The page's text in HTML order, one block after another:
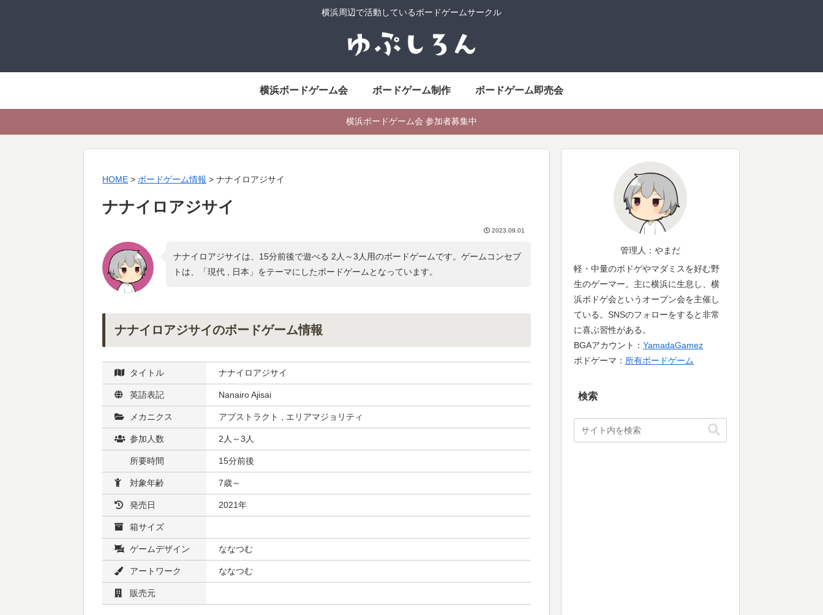
横浜周辺で活動しているボードゲームサークル
横浜ボードゲーム会 ボードゲーム制作 ボードゲーム即売会
横浜ボードゲーム会 参加者募集中
HOME > ボードゲーム情報 > ナナイロアジサイ
ナナイロアジサイ
2023.09.01
ナナイロアジサイは、15分前後で遊べる 2人～3人用のボードゲームです。ゲームコンセプ
トは、「現代 , 日本 」をテーマにしたボードゲームとなっています。
ナナイロアジサイのボードゲーム情報
タイトル ナナイロアジサイ
英語表記 Nanairo Ajisai
メカニクス アブストラクト , エリアマジョリティ
参加人数 2人～3人
所要時間 15分前後
対象年齢 7歳～
発売日 2021年
箱サイズ
ゲームデザイン ななつむ
アートワーク ななつむ
販売元
管理人：やまだ
軽・中量のボドゲやマダミスを好む野
生のゲーマー。主に横浜に生息し、横
浜ボドゲ会というオープン会を主催し
ている。SNSのフォローをすると非常
に喜ぶ習性がある。
BGAアカウント： YamadaGamez
ボドゲーマ： 所有ボードゲーム
検索